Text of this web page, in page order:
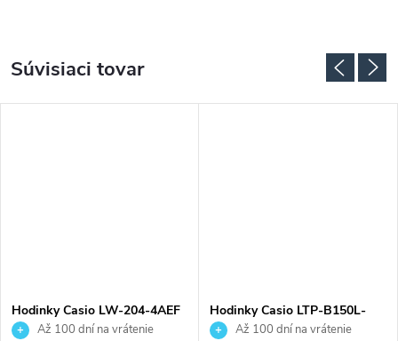
Súvisiaci tovar
Hodinky Casio LW-204-4AEF
Až 100 dní na vrátenie
Hodinky Casio LTP-B150L-
7B2EFAž 100 dní na vrátenie